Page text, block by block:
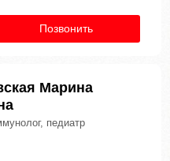
Позвонить
Марина
педиатр